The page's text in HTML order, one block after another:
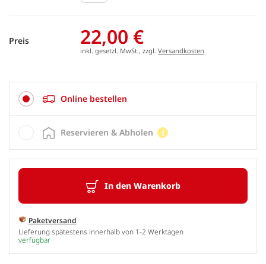
Preis 22,00 €
inkl. gesetzl. MwSt., zzgl. Versandkosten
Online bestellen
In den Warenkorb
Paketversand
Lieferung spätestens innerhalb von 1-2 Werktagen
verfügbar
Reservieren & Abholen